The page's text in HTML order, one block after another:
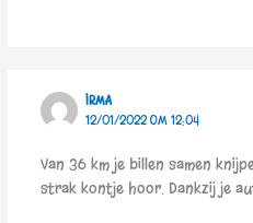
IRMA
12/01/2022 OM 12:04
Van 36 km je billen samen
strak kontje hoor. Dankzij je